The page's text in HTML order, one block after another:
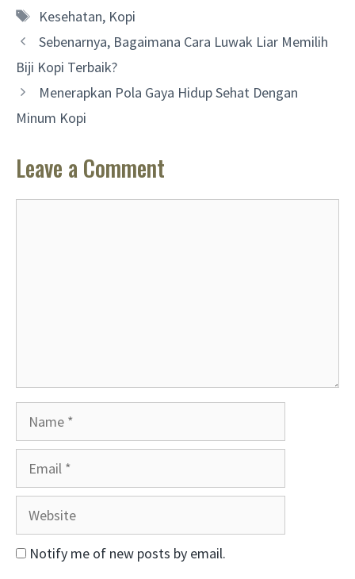
Tags
Kesehatan, Kopi
Sebenarnya, Bagaimana Cara Luwak Liar Memilih
Biji Kopi Terbaik?
Menerapkan Pola Gaya Hidup Sehat Dengan
Minum Kopi
Leave a Comment
Website
Notify me of new posts by email.